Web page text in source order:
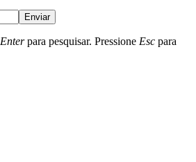
Enviar
Enterpara pesquisar. Pressione Esc para